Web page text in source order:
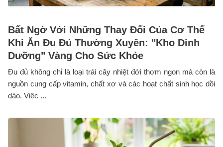
Bất Ngờ Với Những Thay Đổi Của Cơ Thể
Khi Ăn Đu Đủ Thường Xuyên: "Kho Dinh
Dưỡng" Vàng Cho Sức Khỏe
Đu đủ không chỉ là loại trái cây nhiệt đới thơm ngon mà còn là
nguồn cung cấp vitamin, chất xơ và các hoạt chất sinh học dồi
dào. Việc ...